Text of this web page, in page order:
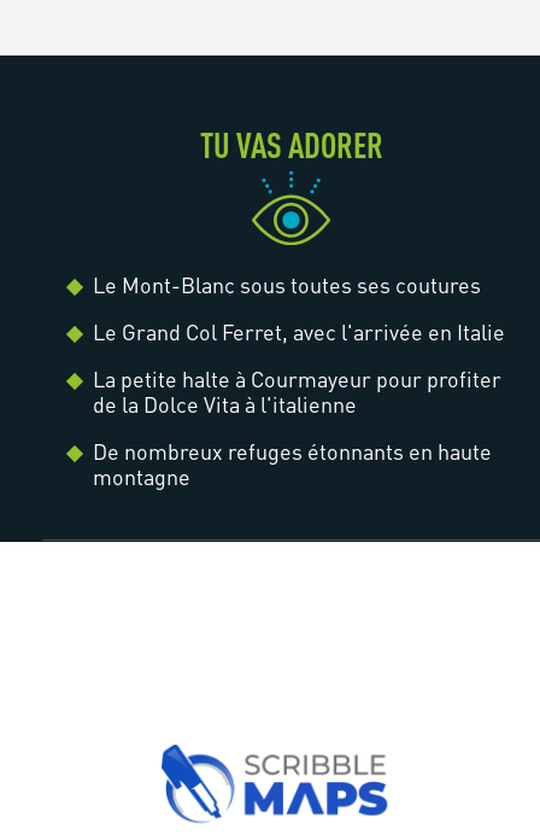
TU VAS ADORER
Le Mont-Blanc sous toutes ses coutures
Le Grand Col Ferret, avec l'arrivée en Italie
La petite halte à Courmayeur pour profiter
de la Dolce Vita à l'italienne
De nombreux refuges étonnants en haute
montagne